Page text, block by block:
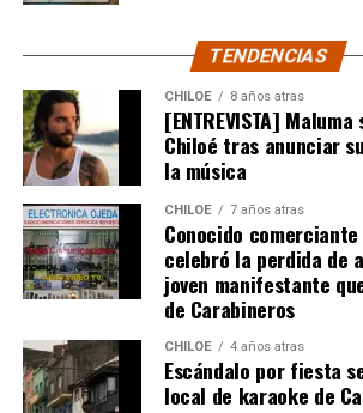
Recordó que, en un caso puntual, un
comuna de Castro, que tenía un
con todos los antecedentes técnicos,
jurídicos, solo le faltaba la inscripción
de Bienes Raíces, pero su tramitación
El Consejero Francisco Cárcamo
dictamen de Contraloría es una buena
muchas familias que desde hace un
tramitando la regularización de sus
también tendrán que responder con
como por ejemplo tener un periodo de
propiedad por más de 5 años.
TENDENCIAS
CHILOE 8 años atras
[ENTREVISTA]
Chiloé tras anunciar
la música
CHILOE 7 años atras
Conocido
celebró la perdida de
joven manifestante
de Carabineros
CHILOE 4 años atras
Escándalo por fiesta
local de karaoke de